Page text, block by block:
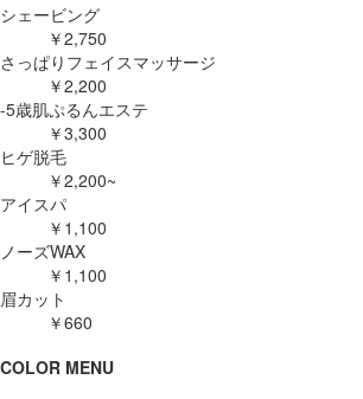
シェービング
￥2,750
さっぱりフェイスマッサージ
￥2,200
-5歳肌ぷるんエステ
￥3,300
ヒゲ脱毛
￥2,200~
アイスパ
￥1,100
ノーズWAX
￥1,100
眉カット
￥660
COLOR MENU